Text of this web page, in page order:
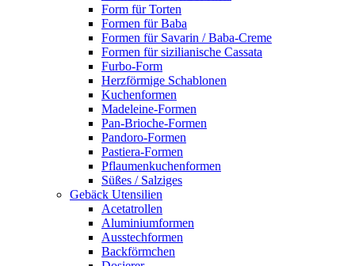
Form für Torten
Formen für Baba
Formen für Savarin / Baba-Creme
Formen für sizilianische Cassata
Furbo-Form
Herzförmige Schablonen
Kuchenformen
Madeleine-Formen
Pan-Brioche-Formen
Pandoro-Formen
Pastiera-Formen
Pflaumenkuchenformen
Süßes / Salziges
Gebäck Utensilien
Acetatrollen
Aluminiumformen
Ausstechformen
Backförmchen